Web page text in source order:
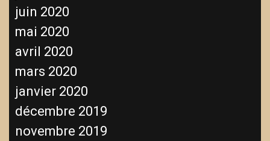
juin 2020
mai 2020
avril 2020
mars 2020
janvier 2020
décembre 2019
novembre 2019